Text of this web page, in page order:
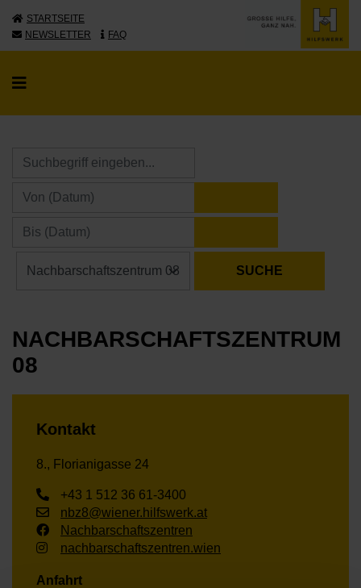
STARTSEITE
NEWSLETTER
FAQ
NACHBARSCHAFTSZENTRUM
08
Kontakt
8., Florianigasse 24
+43 1 512 36 61-3400
nbz8@wiener.hilfswerk.at
Nachbarschaftszentren
nachbarschaftszentren.wien
Anfahrt